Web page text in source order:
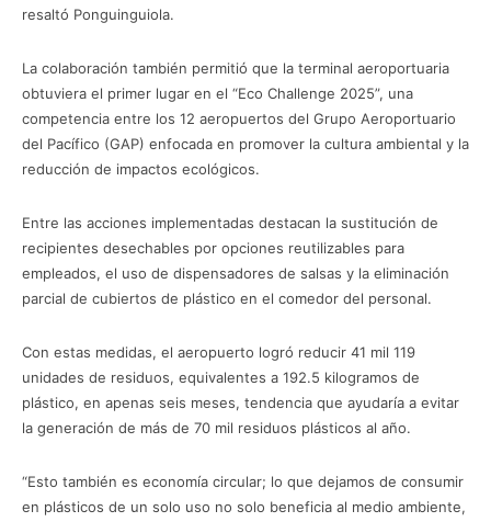
resaltó Ponguinguiola.
La colaboración también permitió que la terminal aeroportuaria
obtuviera el primer lugar en el “Eco Challenge 2025”, una
competencia entre los 12 aeropuertos del Grupo Aeroportuario
del Pacífico (GAP) enfocada en promover la cultura ambiental y la
reducción de impactos ecológicos.
Entre las acciones implementadas destacan la sustitución de
recipientes desechables por opciones reutilizables para
empleados, el uso de dispensadores de salsas y la eliminación
parcial de cubiertos de plástico en el comedor del personal.
Con estas medidas, el aeropuerto logró reducir 41 mil 119
unidades de residuos, equivalentes a 192.5 kilogramos de
plástico, en apenas seis meses, tendencia que ayudaría a evitar
la generación de más de 70 mil residuos plásticos al año.
“Esto también es economía circular; lo que dejamos de consumir
en plásticos de un solo uso no solo beneficia al medio ambiente,